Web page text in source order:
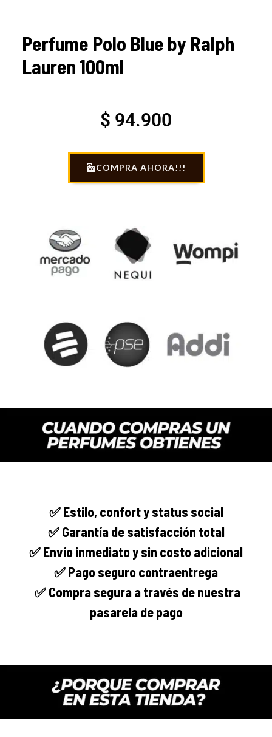
Perfume Polo Blue by Ralph
Lauren 100ml
$ 94.900
COMPRA AHORA!!!
✅Estilo, confort ystatus social
✅ Garantía de satisfacción total
✅ Envío inmediatoy sin costo adicional
✅ Pago seguro contraentrega
✅Compra seguraa través de nuestra
pasarela de pago